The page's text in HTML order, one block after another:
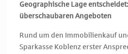
Geographische Lage
überschaubaren Angeboten
Rund um den Immobilienkauf
Sparkasse Koblenz erster